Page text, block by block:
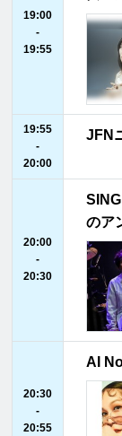
19:00
-
19:55
19:55
-
20:00
JFN
20:00
-
20:30
のア
20:30
-
20:55
AI